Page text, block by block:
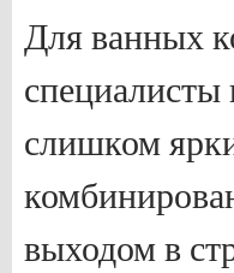
Для ванных
специалисты
слишком
выходом в